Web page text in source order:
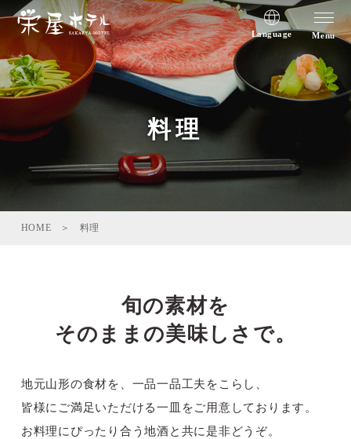
Language Menu
料理
HOME 料理
旬の素材を
そのままの美味しさで。
地元山形の食材を、一品一品工夫をこらし、
皆様にご満足いただける一皿をご用意しております。
お料理にぴったり合う地酒と共に是非どうぞ。